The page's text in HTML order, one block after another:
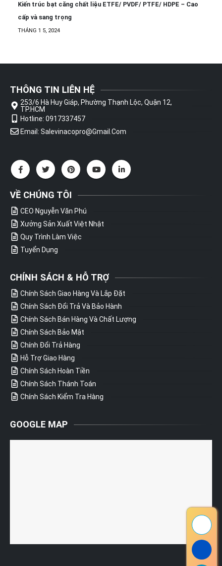
Kiến trúc bạt căng chất liệu ETFE/ PVDF/ PTFE/ HDPE – Cao
cấp và sang trọng
THÁNG 1 5, 2024
THÔNG TIN LIÊN HỆ
253/6 Hà Huy Giáp, Phường Thạnh Lộc, Quận 12,
TP.HCM
Hotline: 0917337457
Email: Salevinacopro@gmail.com
VỀ CHÚNG TÔI
CEO Nguyễn Văn Phú
Xưởng Sản Xuất Việt Nhật
Quy Trình Làm Việc
Tuyển Dụng
CHÍNH SÁCH & HỖ TRỢ
Chính Sách Giao Hàng Và Lắp Đặt
Chính Sách Đổi Trả Và Bảo Hành
Chính Sách Bán Hàng Và Chất Lượng
Chính Sách Bảo Mật
Chính Đổi Trả Hàng
Hỗ Trợ Giao Hàng
Chính Sách Hoàn Tiền
Chính Sách Thánh Toán
Chính Sách Kiểm Tra Hàng
GOOGLE MAP